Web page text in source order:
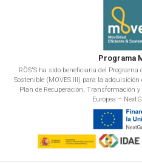
Programa
RÖS'S ha sido beneficiaria del
Sostenible (MOVES III) para la adquisición
Plan de Recuperación, Transformación
Europea –